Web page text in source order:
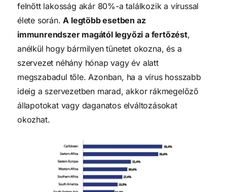
felnőtt lakosság akár 80%-a találkozik a vírussal
élete során.A legtöbb esetben az
immunrendszer magától legyőzi a fertőzést,
anélkül hogy bármilyen tünetet okozna, és a
szervezet néhány hónap vagy év alatt
megszabadul tőle. Azonban, ha a vírus hosszabb
ideig a szervezetben marad, akkor rákmegelőző
állapotokat vagy daganatos elváltozásokat
okozhat.